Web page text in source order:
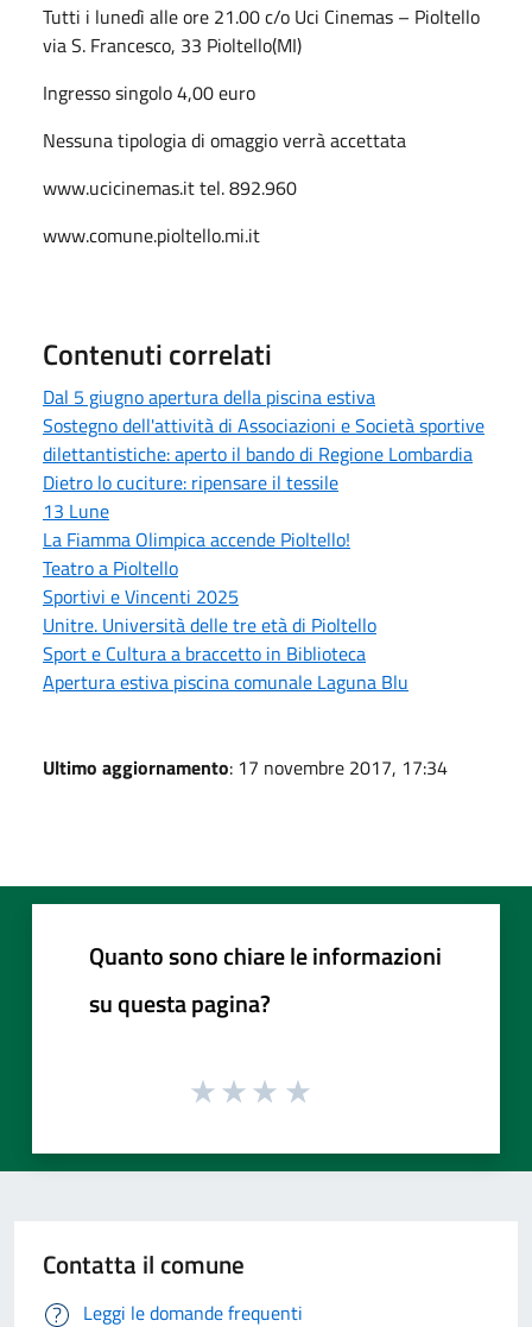
Tutti i lunedì alle ore 21.00 c/o Uci Cinemas – Pioltello
via S. Francesco, 33 Pioltello(MI)
Ingresso singolo 4,00 euro
Nessuna tipologia di omaggio verrà accettata
www.ucicinemas.it tel. 892.960
www.comune.pioltello.mi.it
Contenuti correlati
Dal 5 giugno apertura della piscina estiva
Sostegno dell'attività di Associazioni e Società sportive
dilettantistiche: aperto il bando di Regione Lombardia
Dietro lo cuciture: ripensare il tessile
13 Lune
La Fiamma Olimpica accende Pioltello!
Teatro a Pioltello
Sportivi e Vincenti 2025
Unitre. Università delle tre età di Pioltello
Sport e Cultura a braccetto in Biblioteca
Apertura estiva piscina comunale Laguna Blu
Ultimo aggiornamento: 17 novembre 2017, 17:34
Quanto sono chiare le informazioni
su questa pagina?
Contatta il comune
Leggi le domande frequenti